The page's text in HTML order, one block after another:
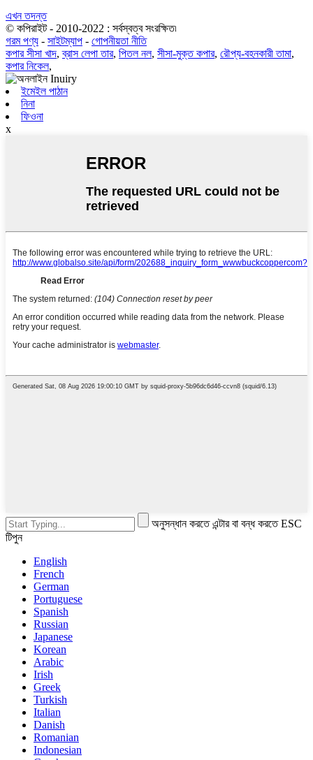
এখন তদন্ত
© কপিরাইট - 2010-2022 : সর্বস্বত্ব সংরক্ষিত৷
গরম পণ্য - সাইটম্যাপ - গোপনীয়তা নীতি
কপার সীসা খাদ,ব্রাস লেপা তার, পিতল নল, সীসা-মুক্ত কপার, রৌপ্য-বহনকারী তামা,
কপার নিকেল,
ইমেইল পাঠান
নিনা
ফিওনা
x
অনুসন্ধান করতে এন্টার বা বন্ধ করতে ESC
টিপুন
English
French
German
Portuguese
Spanish
Russian
Japanese
Korean
Arabic
Irish
Greek
Turkish
Italian
Danish
Romanian
Indonesian